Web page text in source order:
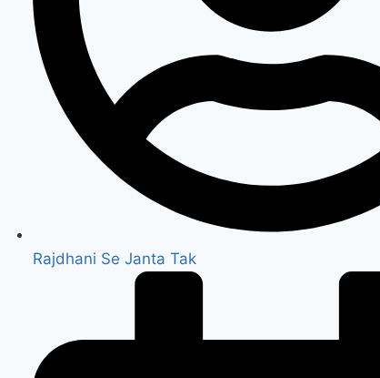
Rajdhani Se Janta Tak